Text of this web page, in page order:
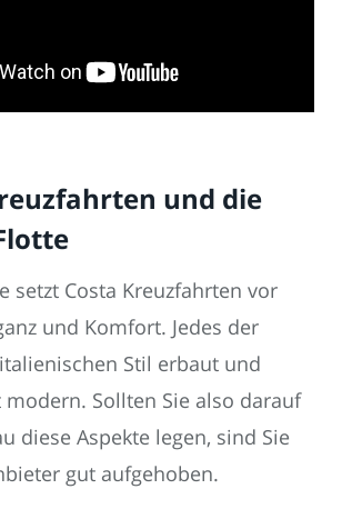
und die
setzt Costa Kreuzfahrten vor
und Komfort. Jedes der
Stil erbaut und
Sollten Sie also darauf
diese Aspekte legen, sind Sie
gut aufgehoben.